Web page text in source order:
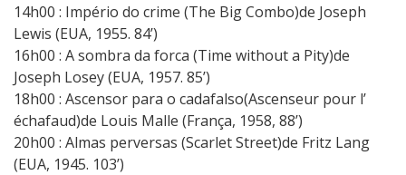
14h00 : Império do crime (The Big Combo)de Joseph
Lewis (EUA, 1955. 84’)
16h00 : A sombra da forca (Time without a Pity)de
Joseph Losey (EUA, 1957. 85’)
18h00 : Ascensor para o cadafalso(Ascenseur pour l’
échafaud)de Louis Malle (França, 1958, 88’)
20h00 : Almas perversas (Scarlet Street)de Fritz Lang
(EUA, 1945. 103’)